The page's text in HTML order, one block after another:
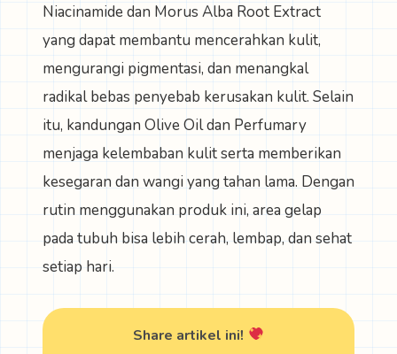
Niacinamide dan Morus Alba Root Extract
yang dapat membantu mencerahkan kulit,
mengurangi pigmentasi, dan menangkal
radikal bebas penyebab kerusakan kulit. Selain
itu, kandungan Olive Oil dan Perfumary
menjaga kelembaban kulit serta memberikan
kesegaran dan wangi yang tahan lama. Dengan
rutin menggunakan produk ini, area gelap
pada tubuh bisa lebih cerah, lembap, dan sehat
setiap hari.
Share artikel ini!